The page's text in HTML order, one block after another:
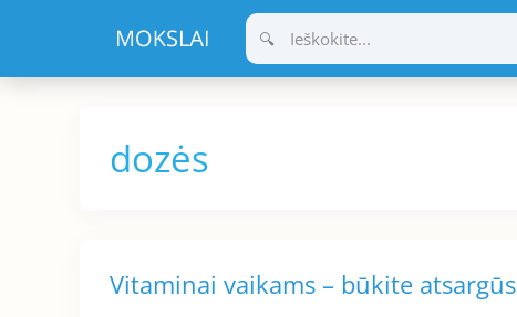
turinio
dozės
Vitaminai vaikams – būkite atsargūs